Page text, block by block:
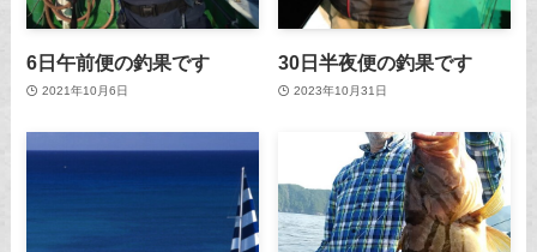
6日午前便の釣果です
2021年10月6日
30日半夜便の釣果です
2023年10月31日